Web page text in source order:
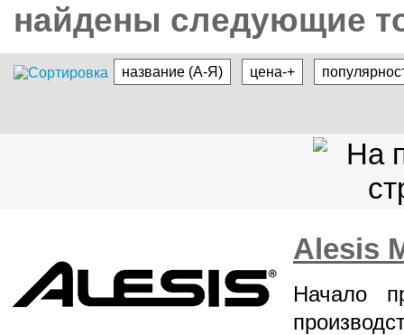
найдены следующие
название (А-Я) цена-+
Alesis
Начало